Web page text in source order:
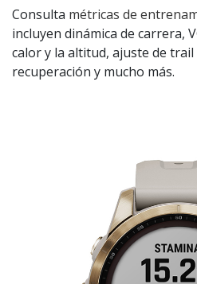
Consulta métricas de
incluyen dinámica de carrera,
calor y la altitud, ajuste de
recuperación y mucho más.